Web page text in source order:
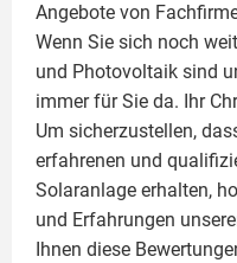
Angebote von
Wenn Sie sich noch
und Photovoltaik sind
immer für Sie da. Ihr
Um sicherzustellen,
erfahrenen und
Solaranlage erhalten,
und Erfahrungen
Ihnen diese